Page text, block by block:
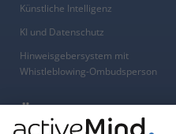
Künstliche Intelligenz
KI und Datenschutz
Hinweisgebersystem mit
Whistleblowing-Ombudsperson
Über